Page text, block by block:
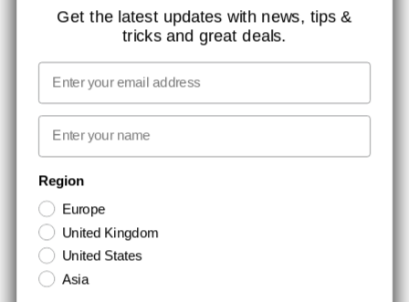
GLOBAL RÆKKEVIDDE
MISSION, VISION OG VÆRDIER
KONTAKT
MEDIA
NYHEDSBREV TILMELDING
Hold dig opdateret med gode tilbud og produktnyheder. Din e-mail
opbevares sikkert og du kan til enhver tid
Get the latest updates with news, tips &
tricks and great deals.
Email
First name
Region
Europe
United Kingdom
United States
Asia